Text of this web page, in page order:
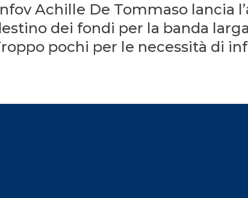
Achille De Tommaso lancia
dei fondi per la banda
pochi per le necessità di